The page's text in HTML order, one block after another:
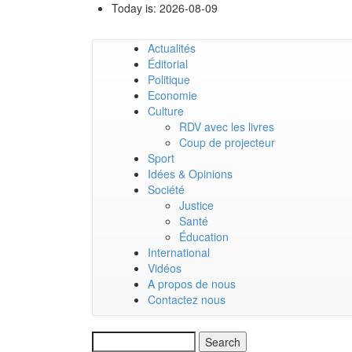
Today is: 2026-08-09
Main
navigation
Actualités
Éditorial
Politique
Economie
Culture
RDV avec les livres
Coup de projecteur
Sport
Idées & Opinions
Société
Justice
Santé
Éducation
International
Vidéos
A propos de nous
Contactez nous